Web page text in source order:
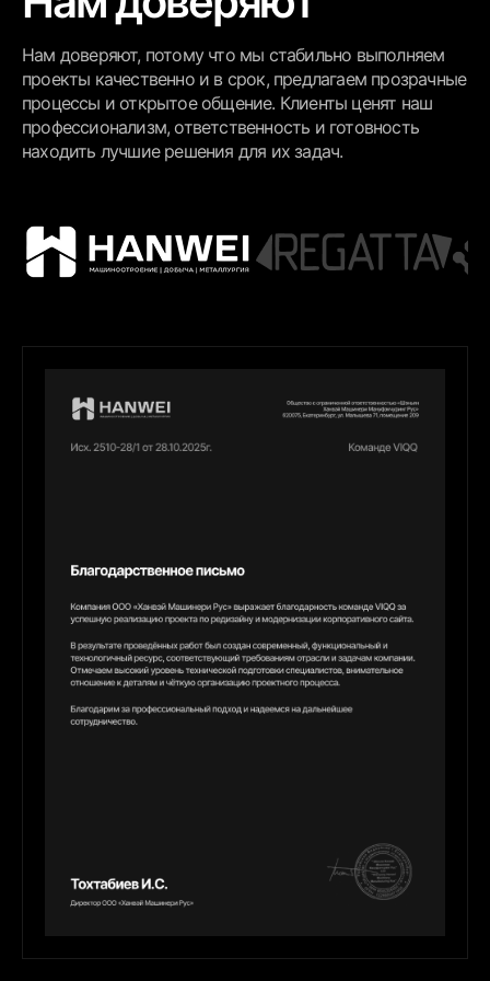
отслеживать...
Нам доверяют, потому что мы стабильно выполняем
проекты качественно и в срок, предлагаем прозрачные
процессы и открытое общение. Клиенты ценят наш
профессионализм, ответственность и готовность
находить лучшие решения для их задач.